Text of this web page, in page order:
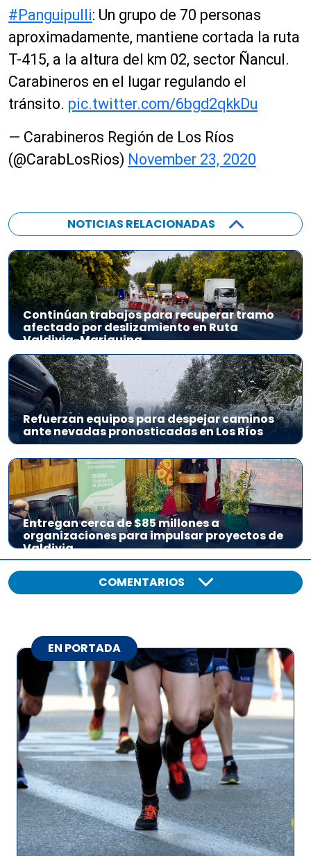
#Panguipulli: Un grupo de 70 personas
aproximadamente, mantiene cortada la ruta
T-415, a la altura del km 02, sector Ñancul.
Carabineros en el lugar regulando el
tránsito. pic.twitter.com/6bgd2qkkDu
— Carabineros Región de Los Ríos
(@CarabLosRios) November 23, 2020
NOTICIAS RELACIONADAS
Continúan trabajos para recuperar tramo
afectado por deslizamiento en Ruta
Valdivia-Mariquina
Refuerzan equipos para despejar caminos
ante nevadas pronosticadas en Los Ríos
Entregan cerca de $85 millones a
organizaciones para impulsar proyectos de
Valdivia
COMENTARIOS
EN PORTADA